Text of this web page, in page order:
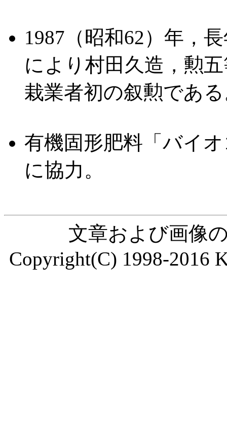
1987（昭和62）年，
により村田久造，勲
栽業者初の叙勲であ
有機固形肥料「バイ
に協力。
文章および画像
Copyright(C) 1998-2016